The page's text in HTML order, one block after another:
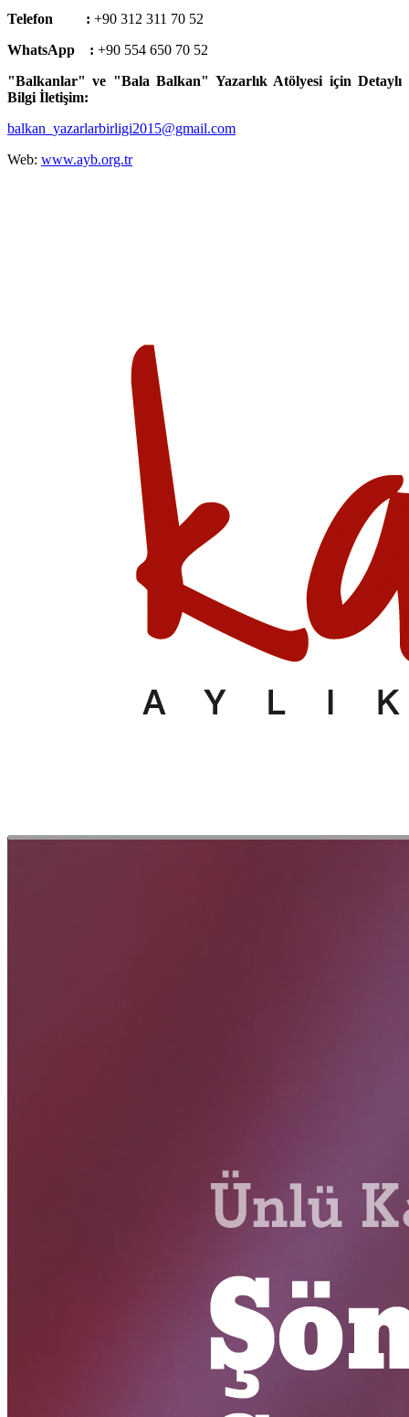
Telefon : +90 312 311 70 52
WhatsApp : +90 554 650 70 52
"Balkanlar" ve "Bala Balkan" Yazarlık Atölyesi için Detaylı
Bilgi İletişim:
balkan_yazarlarbirligi2015@gmail.com
Web: www.ayb.org.tr